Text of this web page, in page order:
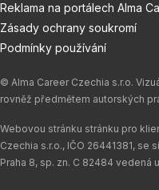
Reklama na portálech Alma
Zásady ochrany soukromí
Podmínky používání
© Alma Career Czechia s.r.o.
rovněž předmětem autorských
Webovou stránku stránku pro
Czechia s.r.o., IČO 26441381, se
Praha 8, sp. zn. C 82484 vedená